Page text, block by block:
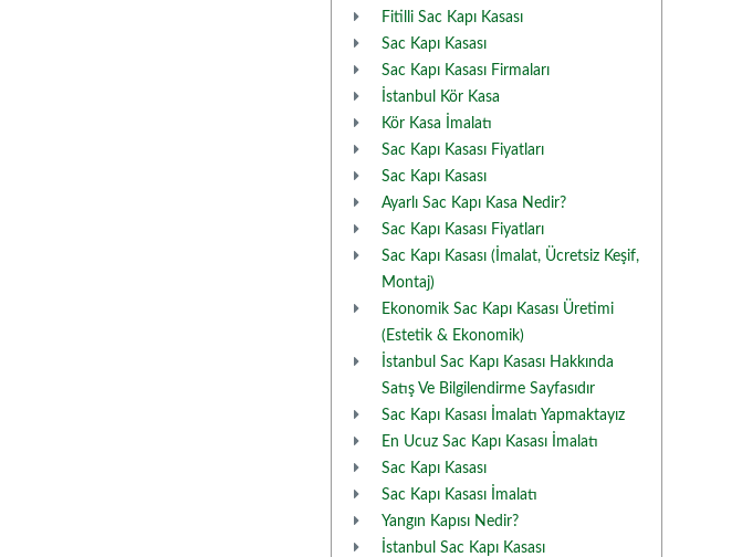
Fitilli Sac Kapı Kasası
Sac Kapı Kasası
Sac Kapı Kasası Firmaları
İstanbul Kör Kasa
Kör Kasa İmalatı
Sac Kapı Kasası Fiyatları
Sac Kapı Kasası
Ayarlı Sac Kapı Kasa Nedir?
Sac Kapı Kasası Fiyatları
Sac Kapı Kasası (İmalat, Ücretsiz Keşif,
Montaj)
Ekonomik Sac Kapı Kasası Üretimi
(Estetik & Ekonomik)
İstanbul Sac Kapı Kasası Hakkında
Satış Ve Bilgilendirme Sayfasıdır
Sac Kapı Kasası İmalatı Yapmaktayız
En Ucuz Sac Kapı Kasası İmalatı
Sac Kapı Kasası
Sac Kapı Kasası İmalatı
Yangın Kapısı Nedir?
İstanbul Sac Kapı Kasası